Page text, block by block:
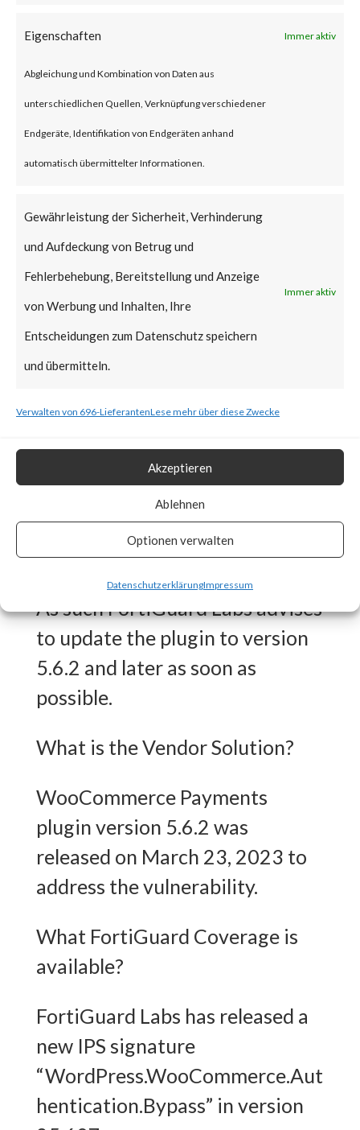
Eigenschaften Immer aktiv
Abgleichung und Kombination von Daten aus
unterschiedlichen Quellen, Verknüpfung verschiedener
Endgeräte, Identifikation von Endgeräten anhand
automatisch übermittelter Informationen.
Gewährleistung der Sicherheit, Verhinderung
und Aufdeckung von Betrug und
Fehlerbehebung, Bereitstellung und Anzeige
von Werbung und Inhalten, Ihre
Entscheidungen zum Datenschutz speichern
und übermitteln.
Immer aktiv
Verwalten von 696-LieferantenLese mehr über diese Zwecke
Akzeptieren
Ablehnen
Optionen verwalten
DatenschutzerklärungImpressum
the vulnerability could allow an
unauthorized attacker to gain
admin privileges on the
WordPress websites installed
with the vulnerable version of
According to NIST (National
Institute of Standards and
Technology), CVE-2023-28121
has a CVSS base score of 9.8 and
is rated critical.
Why is this Significant?
This is significant because
WooCommerce Payments is a
popular plugin (>600,000 active
installations) and is reported to
be actively exploited in the wild.
As such FortiGuard Labs advises
to update the plugin to version
5.6.2 and later as soon as
possible.
What is the Vendor Solution?
WooCommerce Payments
plugin version 5.6.2 was
released on March 23, 2023 to
address the vulnerability.
What FortiGuard Coverage is
available?
FortiGuard Labs has released a
new IPS signature
“WordPress.WooCommerce.Aut
hentication.Bypass” in version